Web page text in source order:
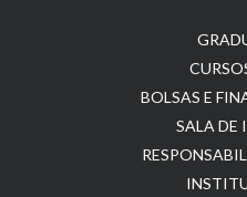
BOLSAS E
SALA DE